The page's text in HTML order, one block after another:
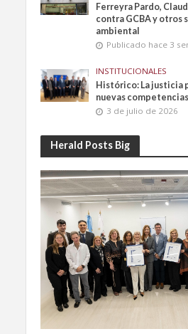
Ferreyra Pardo,
contra GCBA y otros
ambiental
Publicado hace 3
INSTITUCIONALES
Histórico: La justicia
nuevas
3 de julio de 2026
Herald Posts Big